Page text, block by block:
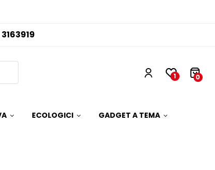
1 0
ECOLOGICI GADGET A TEMA